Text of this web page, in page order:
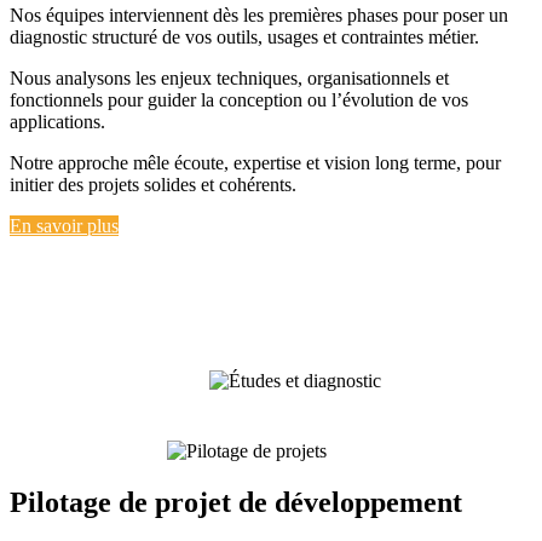
Nos équipes interviennent dès les premières phases pour poser un
diagnostic structuré de vos outils, usages et contraintes métier.
Nous analysons les enjeux techniques, organisationnels et
fonctionnels pour guider la conception ou l’évolution de vos
applications.
Notre approche mêle écoute, expertise et vision long terme, pour
initier des projets solides et cohérents.
En savoir plus
Pilotage de projet de développement